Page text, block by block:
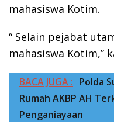
mahasiswa Kotim.
“ Selain pejabat
mahasiswa Kotim,”
BACA JUGA : Polda
Rumah AKBP AH
Penganiayaan